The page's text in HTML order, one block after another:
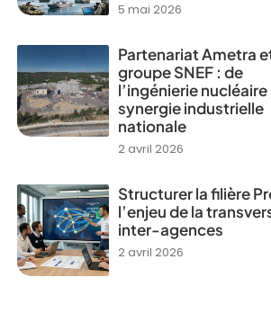
5 mai 2026
Partenariat Ametra
groupe SNEF : de
l’ingénierie nucléaire
synergie industrielle
nationale
2 avril 2026
Structurer la filière
l’enjeu de la
inter-agences
2 avril 2026